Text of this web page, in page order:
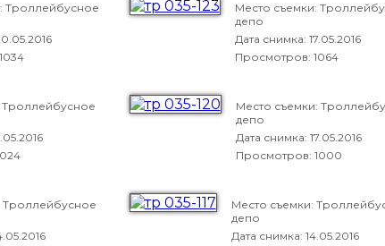
Троллейбусное
Место съемки:
депо
Дата снимка: 17.05.2016
Просмотров: 1064
Троллейбусное
Место съемки:
депо
Дата снимка: 17.05.2016
Просмотров: 1000
Троллейбусное
Место съемки:
депо
Дата снимка: 14.05.2016